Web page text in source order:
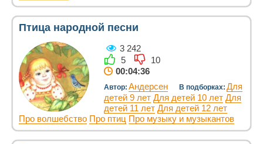
Птица народной песни
3 242
5
10
00:04:36
Автор: Андерсен В подборках: Для
детей 9 лет Для детей 10 лет Для
детей 11 лет Для детей 12 лет
Про волшебство Про птиц Про музыку и музыкантов